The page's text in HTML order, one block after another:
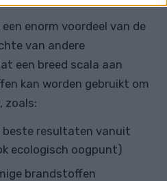
enorm voordeel van de
van andere
een breed scala aan
kan worden gebruikt om
zoals:
beste resultaten vanuit
ecologisch oogpunt)
brandstoffen